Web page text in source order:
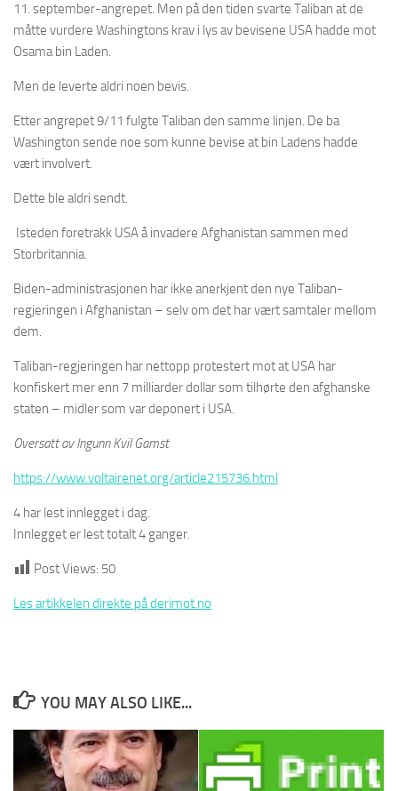
11. september-angrepet. Men på den tiden svarte Taliban at de
måtte vurdere Washingtons krav i lys av bevisene USA hadde mot
Osama bin Laden.
Men de leverte aldri noen bevis.
Etter angrepet 9/11 fulgte Taliban den samme linjen. De ba
Washington sende noe som kunne bevise at bin Ladens hadde
vært involvert.
Dette ble aldri sendt.
Isteden foretrakk USA å invadere Afghanistan sammen med
Storbritannia.
Biden-administrasjonen har ikke anerkjent den nye Taliban-
regjeringen i Afghanistan – selv om det har vært samtaler mellom
dem.
Taliban-regjeringen har nettopp protestert mot at USA har
konfiskert mer enn 7 milliarder dollar som tilhørte den afghanske
staten – midler som var deponert i USA.
Oversatt av Ingunn Kvil Gamst
https://www.voltairenet.org/article215736.html
4 har lest innlegget i dag.
Innlegget er lest totalt 4 ganger.
Post Views: 50
Les artikkelen direkte på derimot.no
YOU MAY ALSO LIKE...